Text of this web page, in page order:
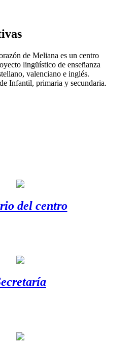
de Meliana es un centro
lingüístico de enseñanza
valenciano e inglés.
Infantil, primaria y secundaria.
del centro